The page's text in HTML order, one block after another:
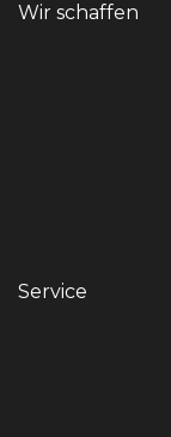
Wir schaffen
Service